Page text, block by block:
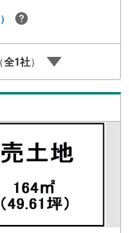
南日本ハウスの建築
～】【みなみの家】
の建築プランの資料
地探し、お家探し、
ど住宅のことなら南
全1社）